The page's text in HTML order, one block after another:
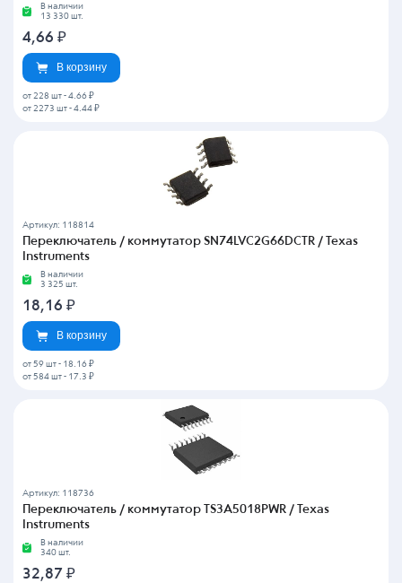
В наличии
13 330 шт.
4,66 ₽
В корзину
от 228 шт - 4.66 ₽
от 2273 шт - 4.44 ₽
Артикул: 118814
Переключатель / коммутатор SN74LVC2G66DCTR / Texas
Instruments
В наличии
3 325 шт.
18,16 ₽
В корзину
от 59 шт - 18.16 ₽
от 584 шт - 17.3 ₽
Артикул: 118736
Переключатель / коммутатор TS3A5018PWR / Texas
Instruments
В наличии
340 шт.
32,87 ₽